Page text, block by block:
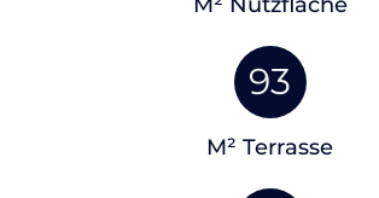
93
M² Terrasse